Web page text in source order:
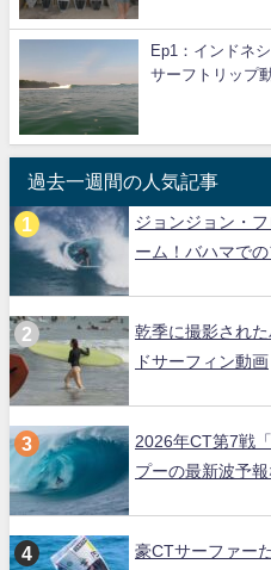
Ep1：インドネ
サーフトリップ
過去一週間の人気記事
ジョンジョン・
ーム！バハマで
乾季に撮影され
ドサーフィン動画
2026年CT第7戦
プーの最新波予
豪CTサーファー